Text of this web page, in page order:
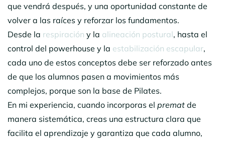
que vendrá después, y una oportunidad constante de
volver a las raíces y reforzar los fundamentos.
Desde la respiración y la alineación postural, hasta el
control del powerhouse y la estabilización escapular,
cada uno de estos conceptos debe ser reforzado antes
de que los alumnos pasen a movimientos más
complejos, porque son la base de Pilates.
En mi experiencia, cuando incorporas el premat de
manera sistemática, creas una estructura clara que
facilita el aprendizaje y garantiza que cada alumno,